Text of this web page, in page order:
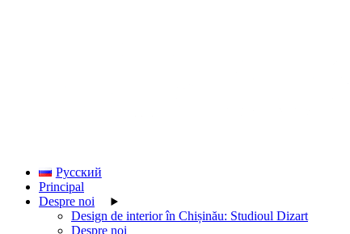
Русский
Principal
Despre noi
Design de interior în Chișinău: Studioul Dizart
Despre noi